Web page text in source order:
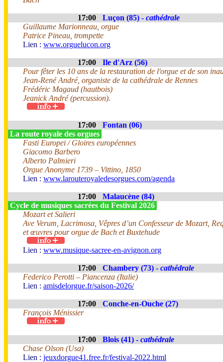
17:00 Luçon (85) - cathédrale
Guillaume Marionneau, orgue
Patrice Pineau, trompette
Lien : www.orguelucon.org
17:00
Ile d'Arz (56)
Pour fêter les 10 ans de la restauration de l'orgue et de son
Jean-René André, organiste de la cathédrale de Rennes
Frédéric Magaud (hautbois)
Jeanick André (percussion).
17:00
Fontan (06)
La route royale des orgues
Fasti Europei / Gloires européennes
Giacomo Barbero
Alberto Palmieri
Orgue Anonyme 1739 – Vittino, 1850
Lien : www.larouteroyaledesorgues.com/agenda
17:00
Malaucène (84)
Cycle de musiques sacrées du Festival 2026
Mozart et Salieri
Ave Verum, Lacrimosa, Vêpres d’un Confesseur de Mozart,
et œuvres pour orgue de Bach et Buxtehude
Lien : www.musique-sacree-en-avignon.org
17:00 Chambery (73) - cathédrale
Federico Perotti – Piancenza (Italie)
Lien : amisdelorgue.fr/saison-2026/
17:00
Conche-en-Ouche (27)
François Ménissier
17:00 Blois (41) - cathédrale
Chase Olson (Usa)
Lien : jeuxdorgue41.free.fr/festival-2022.html